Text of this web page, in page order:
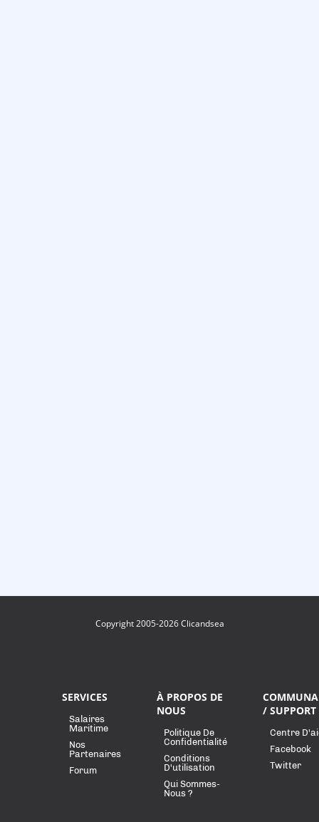
Copyright 2005-2026 Clicandsea
SERVICES
Salaires
Maritime
Nos
Partenaires
Forum
À PROPOS DE
NOUS
Politique De
Confidentialité
Conditions
D'utilisation
Qui Sommes-
Nous ?
/ SUPPORT
Centre
Facebook
Twitter